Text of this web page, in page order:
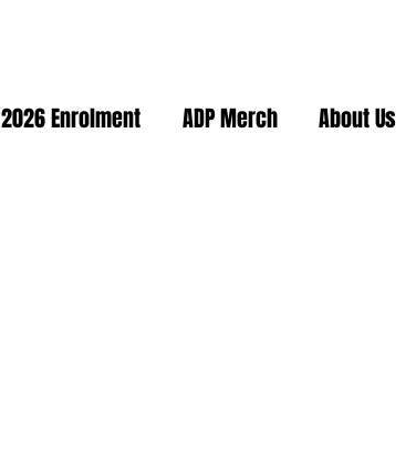
2026 Enrolment ADP Merch About Us